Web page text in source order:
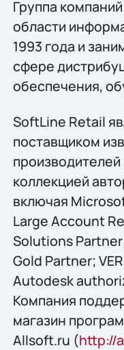
Группа
области
1993 года и
сфере
обеспечения,
SoftLine Retail
поставщиком
коллекцией
включая
Large Account
Solutions
Gold Partner;
Autodesk
Компания
магазин
Allsoft.ru (http://